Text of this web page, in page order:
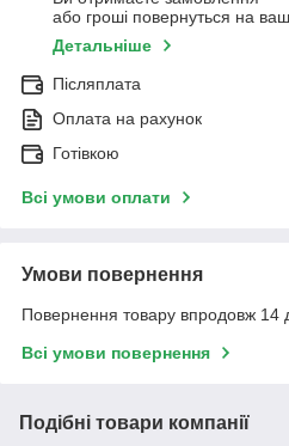
або гроші повернуться на
Детальніше
Післяплата
Оплата на рахунок
Готівкою
Всі умови оплати
Умови повернення
Повернення товару впродовж 14
Всі умови повернення
Подібні товари компанії